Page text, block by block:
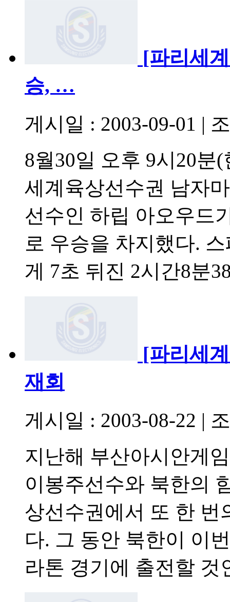
[파리세
승, …
게시일 : 2003-09-01 |
8월30일 오후 9시20분
세계육상선수권 남자
선수인 하립 아오우드
로 우승을 차지했다.
게 7초 뒤진 2시간8분
[파리세
재회
게시일 : 2003-08-22 |
지난해 부산아시안게
이봉주선수와 북한의
상선수권에서 또 한 번
다. 그 동안 북한이 이
라톤 경기에 출전할